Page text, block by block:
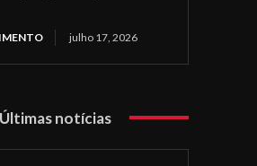
julho 17, 2026
Últimas notícias